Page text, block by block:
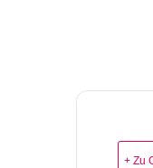
+ Zu